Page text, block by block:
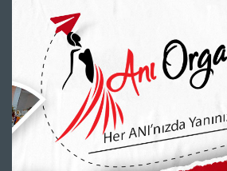
İletişim